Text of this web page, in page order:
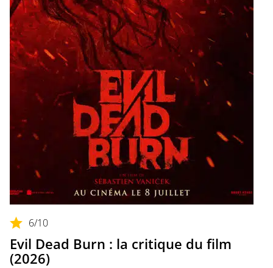
6/10
Evil Dead Burn : la critique du film
(2026)